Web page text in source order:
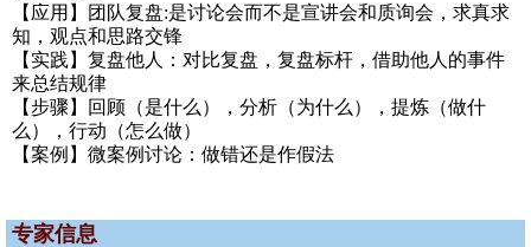
【应用】团队复盘:是讨论会而不是宣讲会和质询会，求真求
知，观点和思路交锋
【实践】复盘他人：对比复盘，复盘标杆，借助他人的事件
来总结规律
【步骤】回顾（是什么），分析（为什么），提炼（做什
么），行动（怎么做）
【案例】微案例讨论：做错还是作假法
专家信息